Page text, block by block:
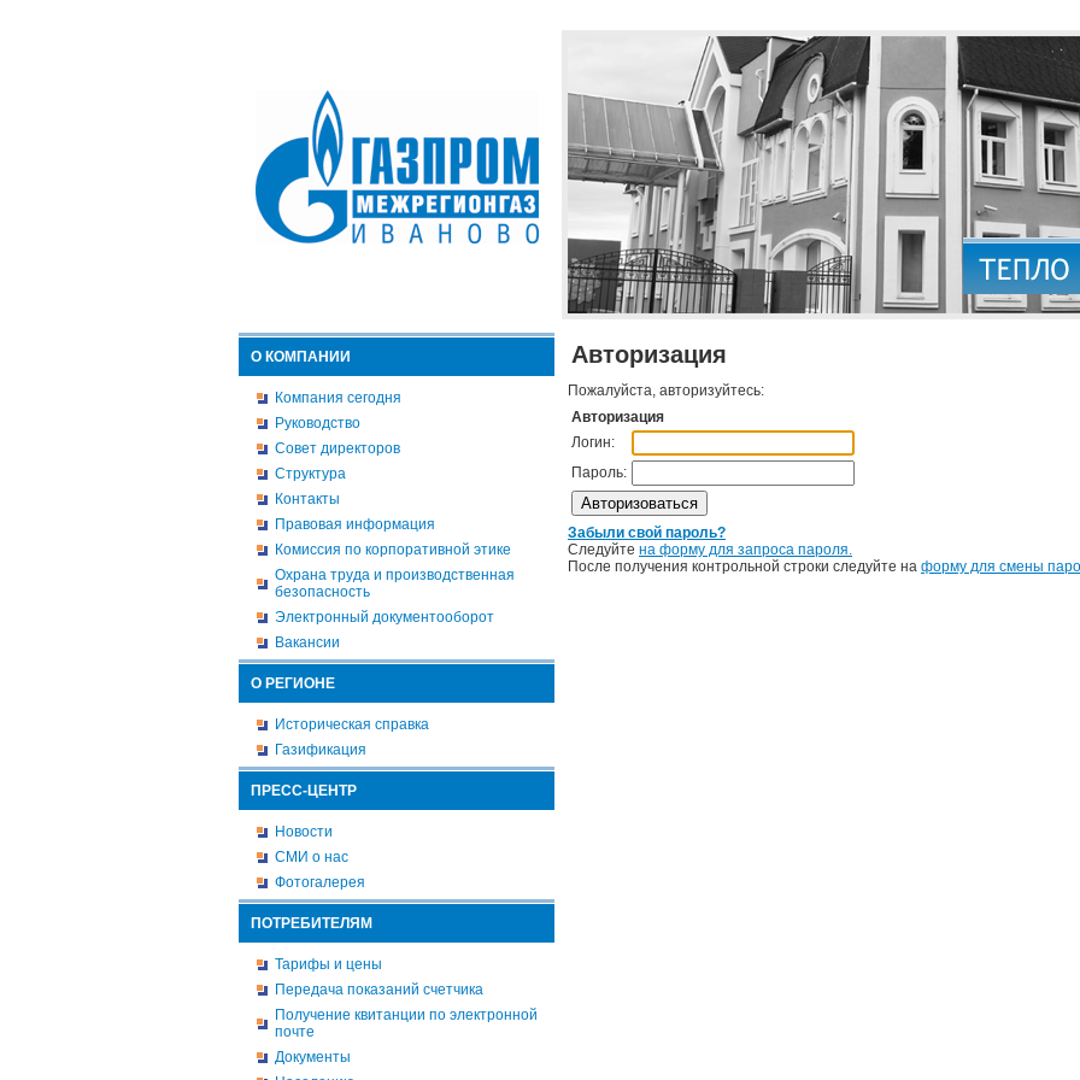
О КОМПАНИИ
Компания сегодня
Руководство
Совет директоров
Структура
Контакты
Правовая информация
Комиссия по корпоративной этике
Охрана труда и производственная
безопасность
Электронный документооборот
Вакансии
О РЕГИОНЕ
Историческая справка
Газификация
ПРЕСС-ЦЕНТР
Новости
СМИ о нас
Фотогалерея
ПОТРЕБИТЕЛЯМ
Тарифы и цены
Передача показаний счетчика
Получение квитанции по электронной
почте
Документы
Авторизация
Пожалуйста, авторизуйтесь:
Авторизация
Логин:
Пароль:
Забыли свой пароль?
Следуйте на форму для запроса пароля.
После получения контрольной строки следуйте на форму для смены